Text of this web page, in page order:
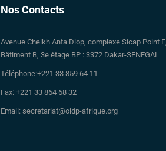
Nos Contacts
Avenue Cheikh Anta Diop, complexe Sicap Point E,
Bâtiment B, 3e étage BP : 3372 Dakar-SENEGAL
Téléphone:+221 33 859 64 11
Fax: +221 33 864 68 32
Email: secretariat@oidp-afrique.org